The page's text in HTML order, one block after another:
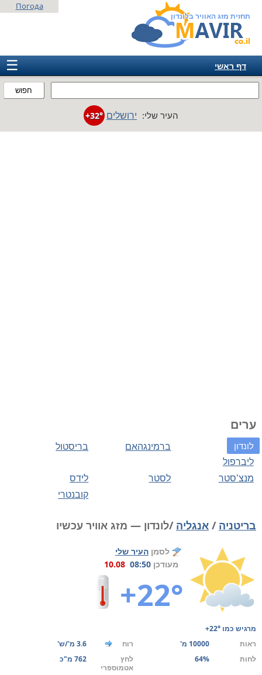
תחזית מזג האוויר בלונדון
חפוש
Погода
☰
דף ראשי
אמריקה
העיר שלי: ירושלים +32°
ערים
בריסטול ברמינגהאם לונדון
ליברפול
לידס
לסטר
מנצ'סטר
קובנטרי
בריטניה / אנגליה /לונדון — מזג אוויר עכשיו
לסמן העיר שלי
מעודכן 08:50
10.08
+22°
מרגיש כמו +22°
ראות
10000 מ' רוח
3.6 מ'/ש'
לחות
64%
לחץ
אטמוספרי
762 מ"כ